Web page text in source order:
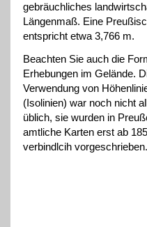
gebräuchliches
Längenmaß. Eine
entspricht etwa 3,766 m.
Beachten Sie auch die
Erhebungen im Gelände.
Verwendung von
(Isolinien) war noch nicht
üblich, sie wurden in
amtliche Karten erst ab
verbindlcih vorgeschrieben.